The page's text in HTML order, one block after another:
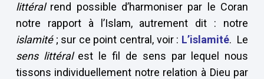
littéral rend possible d’harmoniser par le Coran
notre rapport à l’Islam, autrement dit : notre
islamité ; sur ce point central, voir : L’islamité. Le
sens littéralest le fil de sens par lequel nous
tissons individuellement notre relation à Dieu par